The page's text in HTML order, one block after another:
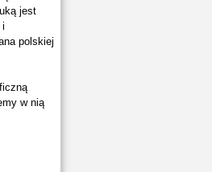
jest
i
polskiej
w nią